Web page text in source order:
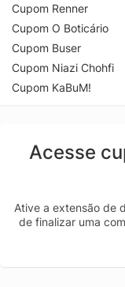
Cupom Renner
Cupom O Boticário
Cupom Buser
Cupom Niazi Chohfi
Cupom KaBuM!
Acesse
Ative a extensão de
de finalizar uma